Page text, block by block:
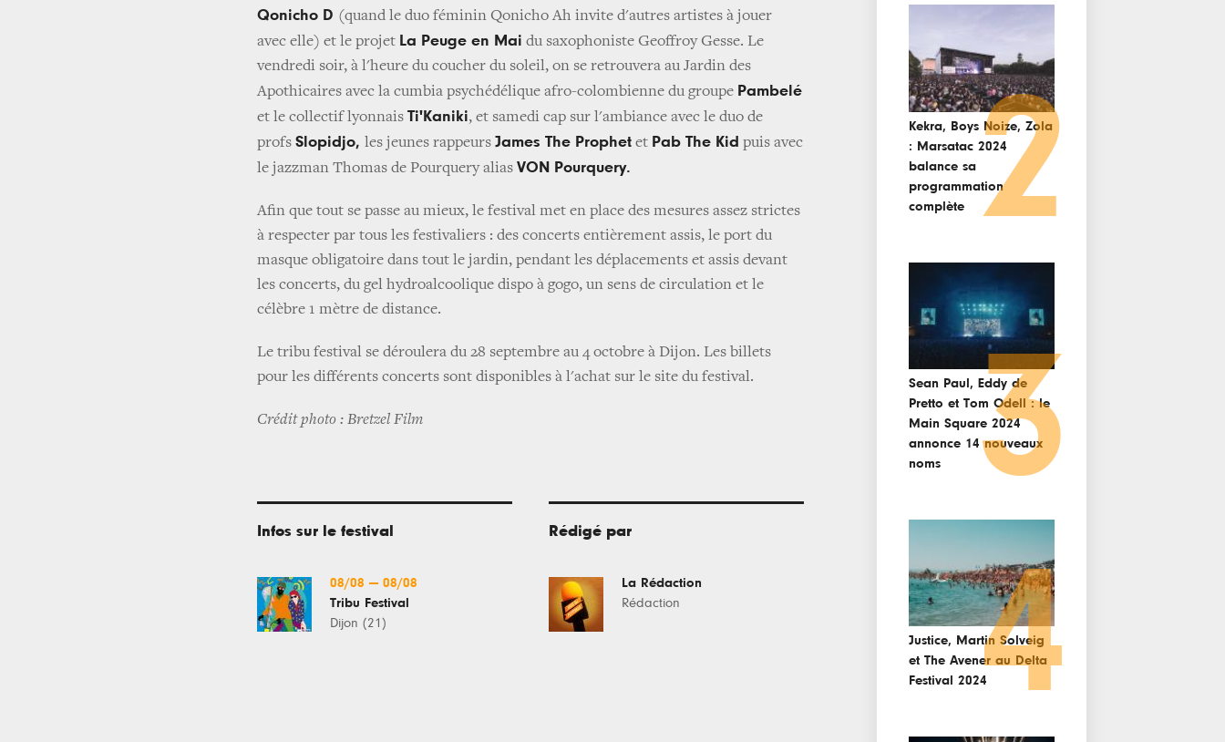
Qonicho D (quand le duo féminin Qonicho Ah invite d'autres artistes à jouer
avec elle) et le projet La Peuge en Mai du saxophoniste Geoffroy Gesse. Le
vendredi soir, à l'heure du coucher du soleil, on se retrouvera au Jardin des
Apothicaires avec la cumbia psychédélique afro-colombienne du groupe Pambelé
et le collectif lyonnais Ti'Kaniki, et samedi cap sur l'ambiance avec le duo de
profs Slopidjo, les jeunes rappeurs James The Prophet et Pab The Kid puis avec
le jazzman Thomas de Pourquery alias VON Pourquery.
Afin que tout se passe au mieux, le festival met en place des mesures assez strictes
à respecter par tous les festivaliers : des concerts entièrement assis, le port du
masque obligatoire dans tout le jardin, pendant les déplacements et assis devant
les concerts, du gel hydroalcoolique dispo à gogo, un sens de circulation et le
célèbre 1 mètre de distance.
Le tribu festival se déroulera du 28 septembre au 4 octobre à Dijon. Les billets
pour les différents concerts sont disponibles à l'achat sur le site du festival.
Crédit photo : Bretzel Film
Infos sur le festival
08/08 — 08/08
Tribu Festival
Dijon (21)
Rédigé par
La Rédaction
Rédaction
Kekra, Boys Noize, Zola
: Marsatac 2024
balance sa
programmation
complète
2
Sean Paul, Eddy de
Pretto et Tom Odell : le
Main Square 2024
annonce 14 nouveaux
noms
3
Justice, Martin Solveig
et The Avener au Delta
Festival 20244